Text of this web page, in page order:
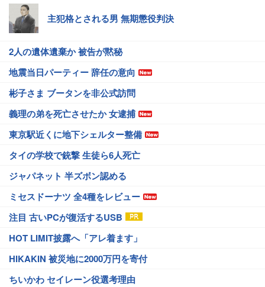
主犯格とされる男 無期懲役判決
2人の遺体遺棄か 被告が黙秘
地震当日パーティー 辞任の意向
彬子さま ブータンを非公式訪問
義理の弟を死亡させたか 女逮捕
東京駅近くに地下シェルター整備
タイの学校で銃撃 生徒ら6人死亡
ジャパネット 半ズボン認める
ミセスドーナツ 全4種をレビュー
注目 古いPCが復活するUSB
HOT LIMIT披露へ「アレ着ます」
HIKAKIN 被災地に2000万円を寄付
ちいかわ セイレーン役選考理由